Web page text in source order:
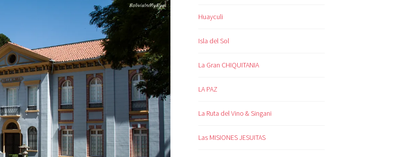
Huayculi
Isla del Sol
La Gran CHIQUITANIA
LA PAZ
La Ruta del Vino & Singani
Las MISIONES JESUITAS